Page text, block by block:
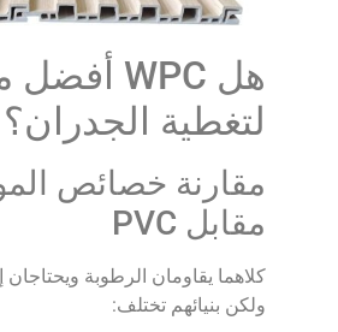
لتغطية الجدران؟
مقابل PVC
كلاهما يقاومان الرطوبة ويحتاجان
ولكن بنيائهم تختلف: